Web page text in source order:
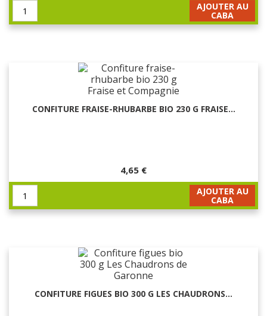
AJOUTER AU
CABA
CONFITURE FRAISE-RHUBARBE BIO 230 G FRAISE...
4,65 €
AJOUTER AU
CABA
CONFITURE FIGUES BIO 300 G LES CHAUDRONS...